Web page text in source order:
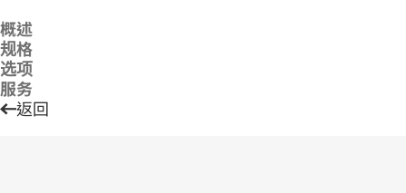
概述
规格
选项
服务
返回